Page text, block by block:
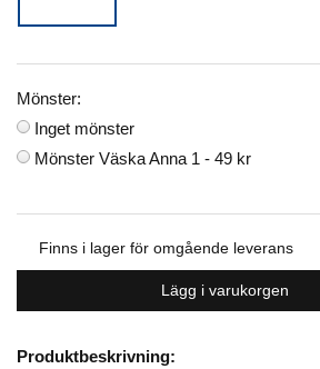
Mönster:
Inget mönster
Mönster Väska Anna 1 - 49 kr
Finns i lager för omgående leverans
Lägg i varukorgen
Produktbeskrivning: